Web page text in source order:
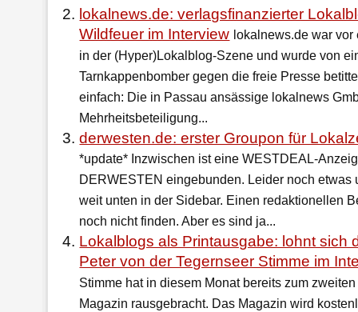
lokalnews.de: verlagsfinanzierter
Wildfeuer im Interview lokalnews.de war
in der (Hyper)Lokalblog-Szene und wurde von
Tarnkappenbomber gegen die freie Presse
einfach: Die in Passau ansässige lokalnews
Mehrheitsbeteiligung...
derwesten.de: erster Groupon für
*update* Inzwischen ist eine WESTDEAL-
DERWESTEN eingebunden. Leider noch etwas
weit unten in der Sidebar. Einen redaktionellen
noch nicht finden. Aber es sind ja...
Lokalblogs als Printausgabe: lohnt sich
Peter von der Tegernseer Stimme im
Stimme hat in diesem Monat bereits zum
Magazin rausgebracht. Das Magazin wird